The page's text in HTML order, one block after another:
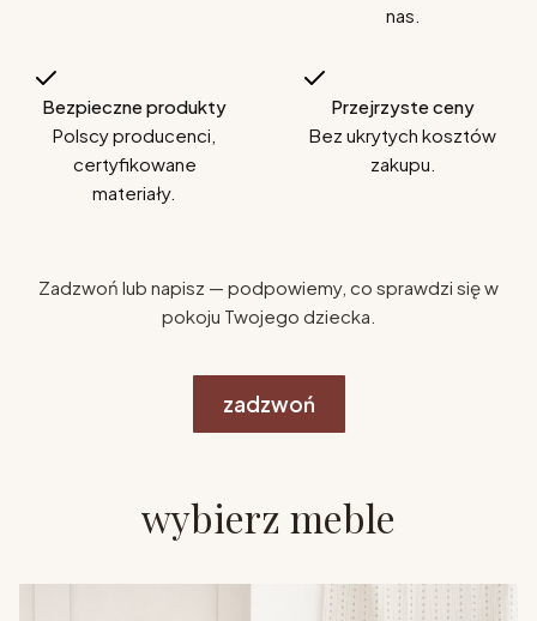
nas.
Bezpieczne produkty
Polscy producenci,
certyfikowane
materiały.
Przejrzyste ceny
Bez ukrytych kosztów
zakupu.
Zadzwoń lub napisz — podpowiemy, co sprawdzi się w
pokoju Twojego dziecka.
zadzwoń
wybierz meble